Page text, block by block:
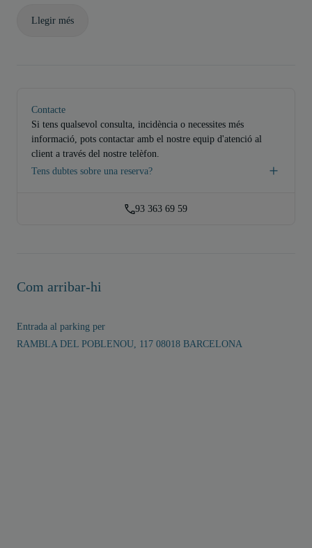
Llegir més
Contacte
Si tens qualsevol consulta, incidència o necessites més
informació, pots contactar amb el nostre equip d'atenció al
client a través del nostre telèfon.
Tens dubtes sobre una reserva?
93 363 69 59
Com arribar-hi
Entrada al parking per
RAMBLA DEL POBLENOU, 117 08018 BARCELONA